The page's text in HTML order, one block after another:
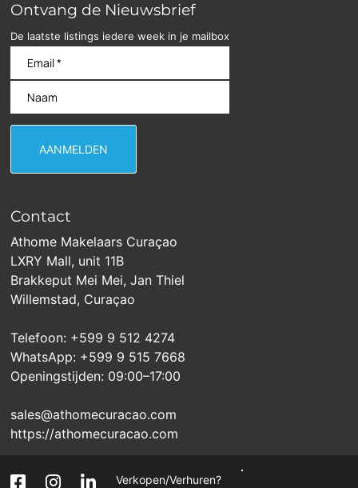
Ontvang de Nieuwsbrief
De laatste listings iedere week in je mailbox
Contact
Athome Makelaars Curaçao
LXRY Mall, unit 11B
Brakkeput Mei Mei, Jan Thiel
Willemstad, Curaçao
Telefoon: +599 9 512 4274
WhatsApp: +599 9 515 7668
Openingstijden: 09:00–17:00
sales@athomecuracao.com
https://athomecuracao.com
Verkopen/Verhuren?